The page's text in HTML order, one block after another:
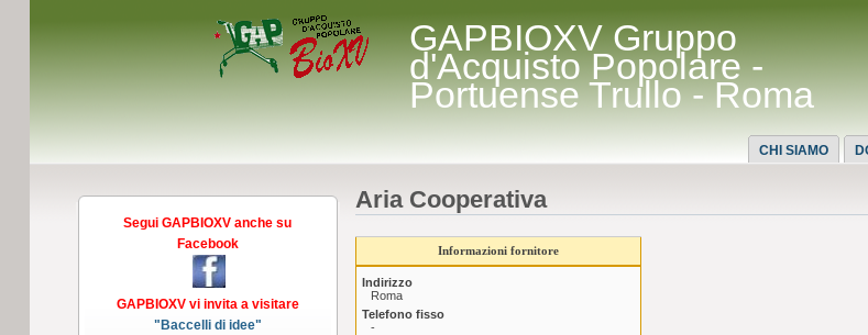
GAPBIOXV Gruppo
d'Acquisto Popolare -
Portuense Trullo - Roma
CHI SIAMO
Segui GAPBIOXV anche su
Facebook
GAPBIOXV vi invita a visitare
"Baccelli di idee"
Aria Cooperativa
Informazioni fornitore
Indirizzo
Roma
Telefono fisso
-